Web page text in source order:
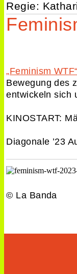
Fach­
Film
Zitate
Regie:
„Feminism WTF“
Bewegung des
entwickeln sich
KINOSTART:
Diagonale ’23
© La Banda